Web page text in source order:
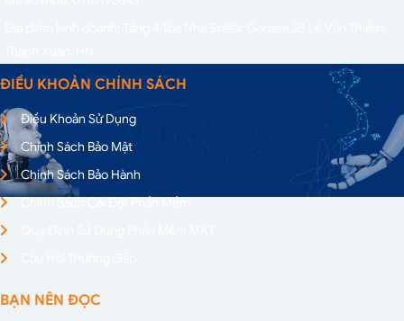
ĐIỀU KHOẢN CHÍNH SÁCH
Điều Khoản Sử Dụng
Chính Sách Bảo Mật
Chính Sách Bảo Hành
BẠN NÊN ĐỌC